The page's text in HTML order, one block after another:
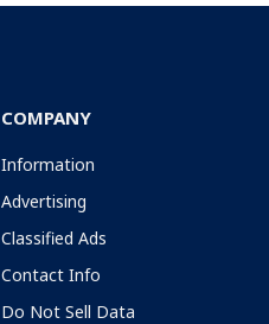
COMPANY
Information
Advertising
Classified Ads
Contact Info
Do Not Sell Data